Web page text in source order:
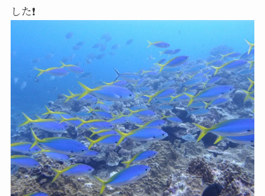
した❗